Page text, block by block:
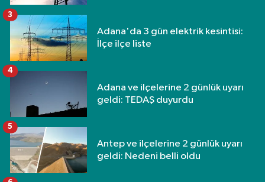
Adana'da 3 gün elektrik kesintisi:
İlçe ilçe liste
3
Adana ve ilçelerine 2 günlük uyarı
geldi: TEDAŞ duyurdu
4
Antep ve ilçelerine 2 günlük uyarı
geldi: Nedeni belli oldu
5